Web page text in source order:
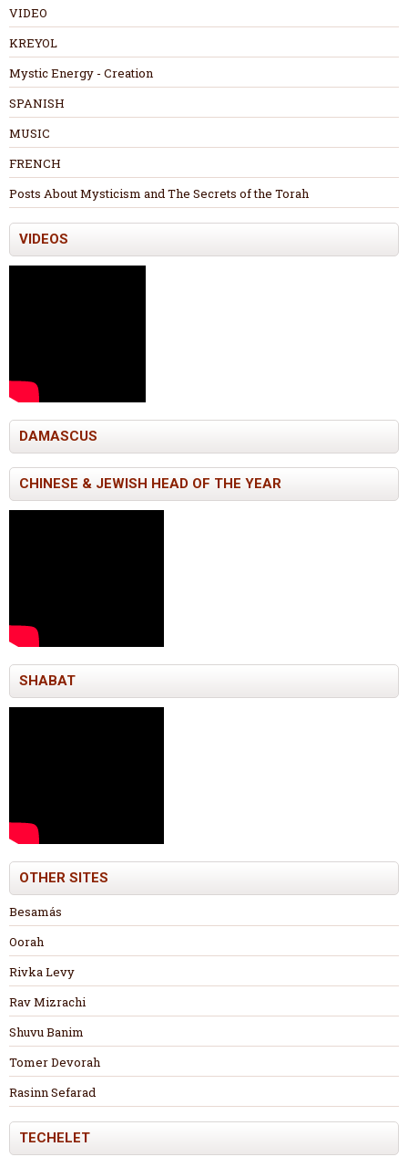
VIDEO
KREYOL
Mystic Energy - Creation
SPANISH
MUSIC
FRENCH
Posts About Mysticism and The Secrets of the Torah
VIDEOS
DAMASCUS
CHINESE & JEWISH HEAD OF THE YEAR
SHABAT
OTHER SITES
Besamás
Oorah
Rivka Levy
Rav Mizrachi
Shuvu Banim
Tomer Devorah
Rasinn Sefarad
TECHELET